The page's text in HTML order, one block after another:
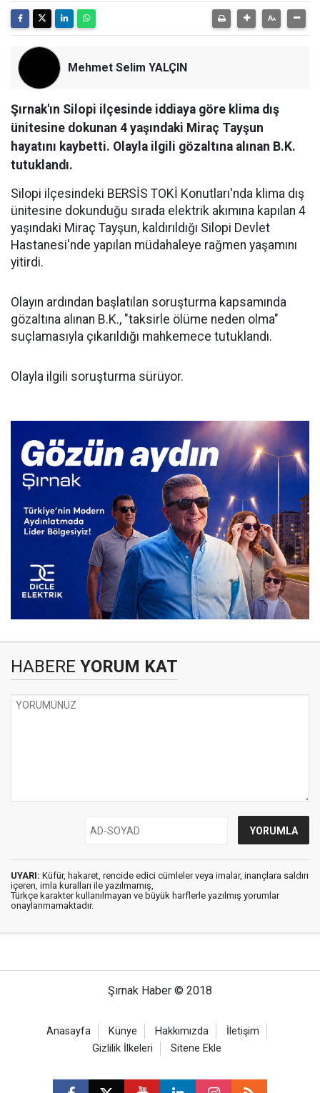
Mehmet Selim YALÇIN
Şırnak'ın Silopi ilçesinde iddiaya göre klima dış
ünitesine dokunan 4 yaşındaki Miraç Tayşun
hayatını kaybetti. Olayla ilgili gözaltına alınan B.K.
tutuklandı.
Silopi ilçesindeki BERSİS TOKİ Konutları'nda klima dış
ünitesine dokunduğu sırada elektrik akımına kapılan 4
yaşındaki Miraç Tayşun, kaldırıldığı Silopi Devlet
Hastanesi'nde yapılan müdahaleye rağmen yaşamını
yitirdi.
Olayın ardından başlatılan soruşturma kapsamında
gözaltına alınan B.K., "taksirle ölüme neden olma"
suçlamasıyla çıkarıldığı mahkemece tutuklandı.
Olayla ilgili soruşturma sürüyor.
HABERE YORUM KAT
UYARI: Küfür, hakaret, rencide edici cümleler veya imalar, inançlara saldırı
içeren, imla kuralları ile yazılmamış,
Türkçe karakter kullanılmayan ve büyük harflerle yazılmış yorumlar
onaylanmamaktadır.
Şırnak Haber © 2018
Anasayfa Künye Hakkımızda
İletişim
Gizlilik İlkeleri
Sitene Ekle